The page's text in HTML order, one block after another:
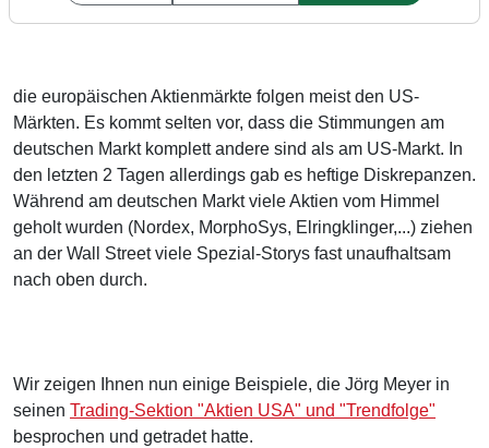
die europäischen Aktienmärkte folgen meist den US-
Märkten. Es kommt selten vor, dass die Stimmungen am
deutschen Markt komplett andere sind als am US-Markt. In
den letzten 2 Tagen allerdings gab es heftige Diskrepanzen.
Während am deutschen Markt viele Aktien vom Himmel
geholt wurden (Nordex, MorphoSys, Elringklinger,...) ziehen
an der Wall Street viele Spezial-Storys fast unaufhaltsam
nach oben durch.
Wir zeigen Ihnen nun einige Beispiele, die Jörg Meyer in
seinen Trading-Sektion "Aktien USA" und "Trendfolge"
besprochen und getradet hatte.